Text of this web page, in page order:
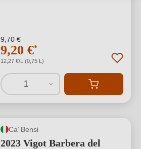
9,70 €
9,20 €*
12,27 €/L (0,75 L)
1
Ca’ Bensi
2023 Vigot Barbera del